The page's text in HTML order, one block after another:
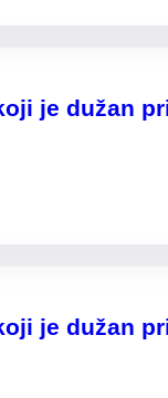
je dužan
je dužan